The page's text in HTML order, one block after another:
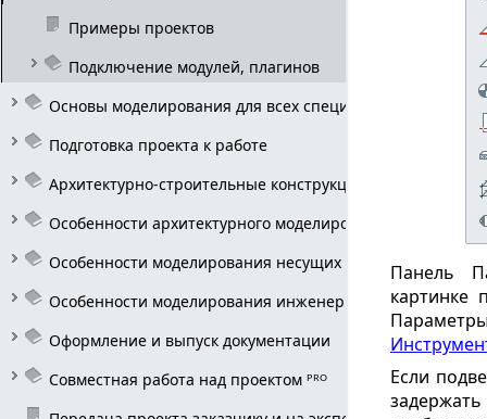
Примеры проектов
Подключение модулей, плагинов
Основы моделирования для всех специальностей
Подготовка проекта к работе
Архитектурно-строительные конструкции
Особенности архитектурного моделирования
Особенности моделирования несущих конструкций
Особенности моделирования инженерных систем
Оформление и выпуск документации
Совместная работа над проектом ᴾᴿᴼ
Панель
картинке
Если